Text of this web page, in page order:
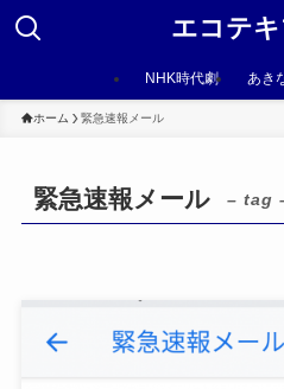
エコテ
NHK時代劇 あき
ホーム 緊急速報メール
緊急速報メール – tag